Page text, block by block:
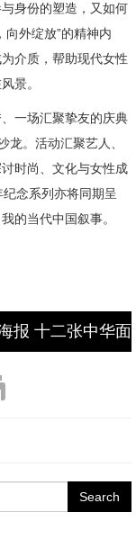
身份的塑造，又如何
外绽放”的精神内
介质，帮助现代女性
景。
一场汇聚挚友的庆典
。活动汇聚艺人、
时尚、文化与女性成
念系列亦将同期呈
的当代中国叙事。
报 十二张中华